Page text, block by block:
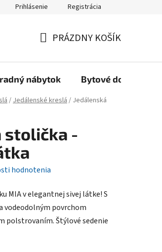
Záručné podmienky Reklamačný formulár
Prihlásenie Registrácia
KOŠÍK
PRÁZDNY KOŠÍK
nábytok Bytové doplnky
/Jedálenské kreslá/ Jedálenská
stolička -
hodnotenia
MIA v elegantnej sivej látke! S
vodeodolným povrchom
polstrovaním. Štýlové sedenie